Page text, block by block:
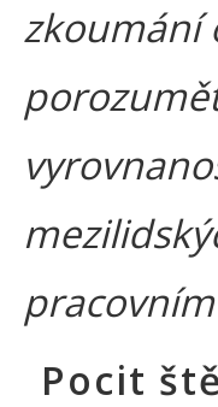
zkoumání
Pocit